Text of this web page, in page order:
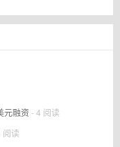
元融资 - 4 阅读
阅读